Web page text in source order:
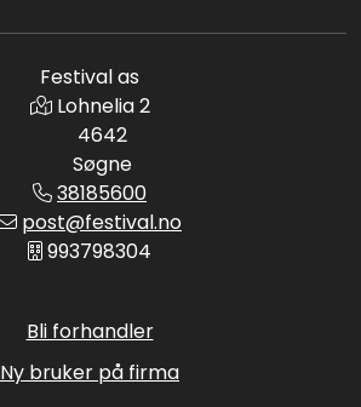
Festival as
Lohnelia 2
4642
Søgne
38185600
post@festival.no
993798304
Bli forhandler
Ny bruker på firma